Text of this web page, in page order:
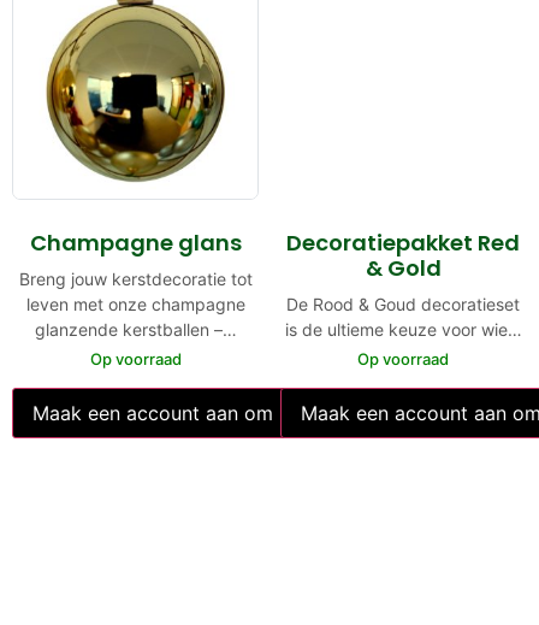
Champagne glans
Breng jouw kerstdecoratie tot
leven met onze champagne
glanzende kerstballen –…
Op voorraad
Maak een account aan om prijzen te bekijken
Decoratiepakket Red
& Gold
De Rood & Goud decoratieset
is de ultieme keuze voor wie…
Op voorraad
Maak een account aan